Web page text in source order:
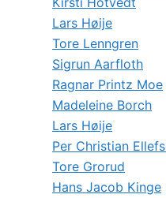
Lars Høije
Tore Lenngren
Sigrun Aarfloth
Ragnar Printz Moe
Madeleine Borch
Lars Høije
Per Christian
Tore Grorud
Hans Jacob Kinge